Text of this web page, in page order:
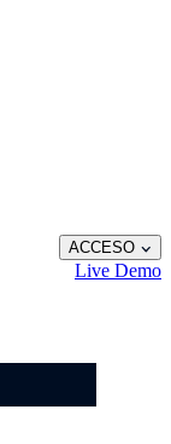
ACCESO
Live Demo